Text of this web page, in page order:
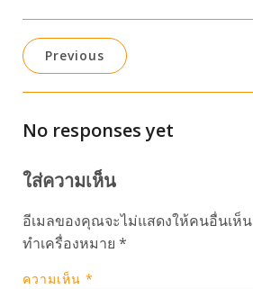
Previous
No responses yet
ใส่ความเห็น
อีเมลของคุณจะไม่แสดงให้คนอื่นเห็น
ทำเครื่องหมาย *
ความเห็น *